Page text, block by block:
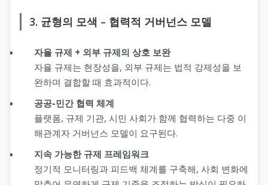
3. 균형의 모색 – 협력적 거버넌스 모델
자율 규제 + 외부 규제의 상호 보완
자율 규제는 현장성을, 외부 규제는 법적 강제성을 보
완하며 결합할 때 효과적이다.
공공-민간 협력 체계
플랫폼, 규제 기관, 시민 사회가 함께 협력하는 다중 이
해관계자 거버넌스 모델이 요구된다.
지속 가능한 규제 프레임워크
정기적 모니터링과 피드백 체계를 구축해, 사회 변화에